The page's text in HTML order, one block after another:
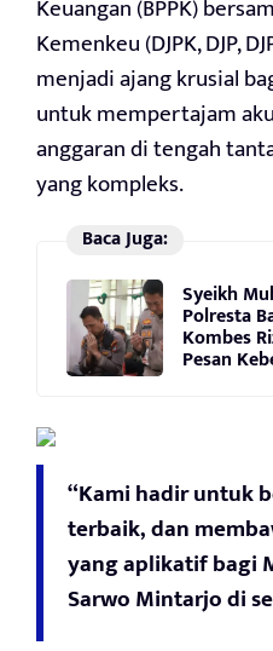
Keuangan (BPPK)
Kemenkeu (DJPK, DJP,
menjadi ajang krusial
untuk mempertajam
anggaran di tengah
yang kompleks.
Baca Juga:
Syeikh
Polresta
Kombes
Pesan
“Kami hadir untuk
terbaik, dan
yang aplikatif bagi
Sarwo Mintarjo di